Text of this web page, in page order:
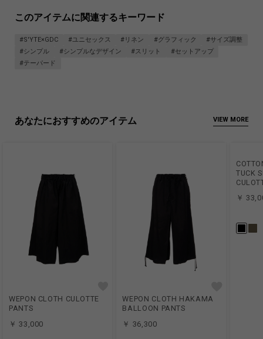
アイディアとプロダクトの継続的な発展に注力し、新しい価値を創造
-熊谷 隆志-
BIOTOP、CPCMでは外部ディレクターとして活躍し、現在も数多く
レディースモデル身長:175cm
Linen:100%
Made in Japan
商品についてよくあるお問い合わせはこちら
このアイテムに関連するキーワード
#S'YTE×GDC #ユニセックス #リネン #グラフィック
#サイズ調整
#シンプル
#シンプルなデザイン #スリット
#セットアップ
#テーパード
あなたにおすすめのアイテム VIEW MORE
WEPON CLOTH CULOTTE
PANTS
￥ 33,000
WEPON CLOTH HAKAMA
BALLOON PANTS
￥ 36,300
TUCK
￥